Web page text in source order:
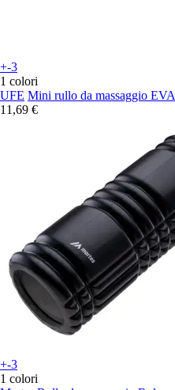
+-3
1 colori
UFE Mini rullo da massaggio EVA
11,69 €
+-3
1 colori